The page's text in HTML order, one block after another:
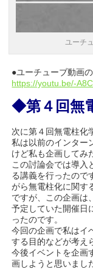
ユーチ
●ユーチューブ動画
https://youtu.be/-
◆第４回無
次に第４回無電柱化
私は以前のインター
けど私も企画してみ
この討論会では導入
る講義を行ったので
がら無電柱化に関す
ですが、この企画は
予定していた開催日
ったのです。
今回の企画で私はイ
する目的などが考え
今後イベントを企画
画しようと思いまし